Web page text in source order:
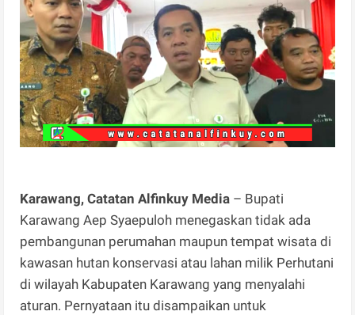
Karawang, Catatan Alfinkuy Media – Bupati
Karawang Aep Syaepuloh menegaskan tidak ada
pembangunan perumahan maupun tempat wisata di
kawasan hutan konservasi atau lahan milik Perhutani
di wilayah Kabupaten Karawang yang menyalahi
aturan. Pernyataan itu disampaikan untuk